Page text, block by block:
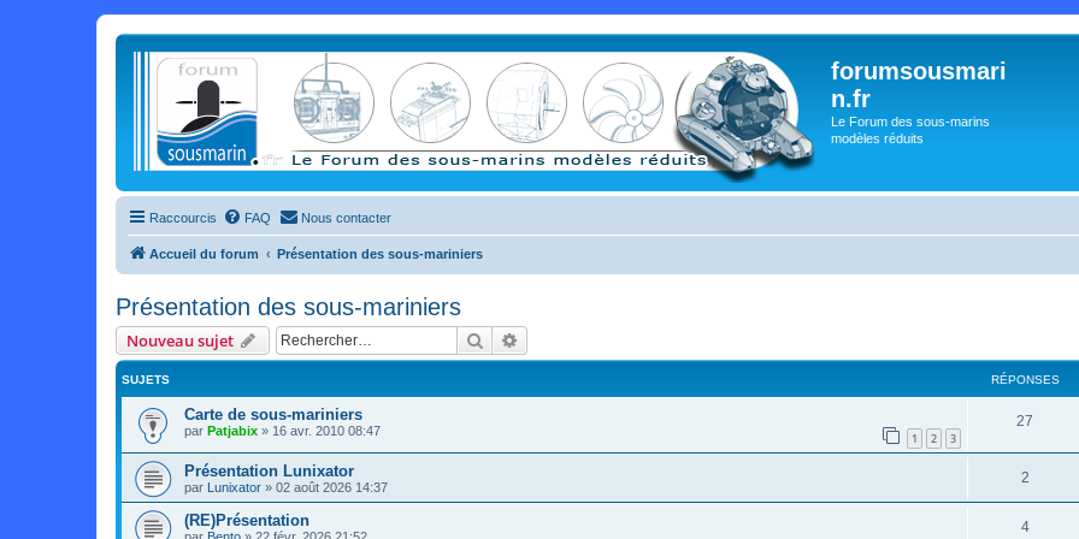
forumsousmari
n.fr
Le Forum des sous-marins
modèles réduits
Raccourcis FAQ Nous contacter
Accueil du forum Présentation des sous-mariniers
Présentation des sous-mariniers
Nouveau sujet Rechercher
SUJETS RÉPONSES
Carte de sous-mariniers
par Patjabix » 16 avr. 2010 08:47 1 2 3
27
Présentation Lunixator
par Lunixator » 02 août 2026 14:37
2
(RE)Présentation 4